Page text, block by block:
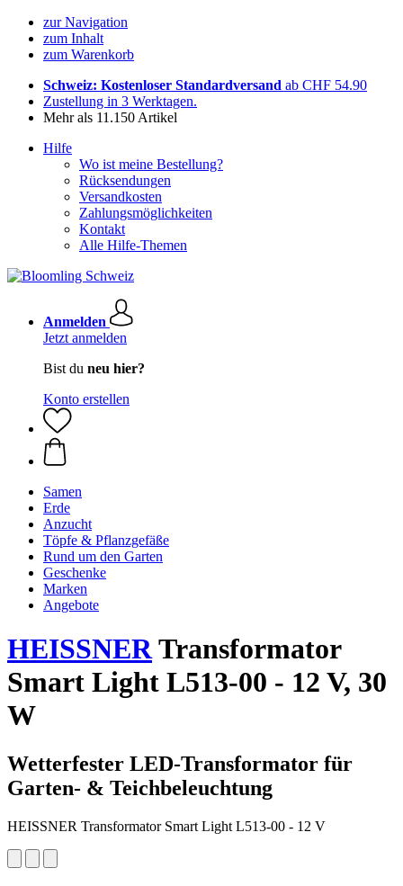
zur Navigation
zum Inhalt
zum Warenkorb
Schweiz: Kostenloser Standardversand ab CHF 54.90
Zustellung in 3 Werktagen.
Mehr als 11.150 Artikel
Hilfe
Wo ist meine Bestellung?
Rücksendungen
Versandkosten
Zahlungsmöglichkeiten
Kontakt
Alle Hilfe-Themen
Anmelden
Jetzt anmelden
Bist du neu hier?
Konto erstellen
Samen
Erde
Anzucht
Töpfe & Pflanzgefäße
Rund um den Garten
Geschenke
Marken
Angebote
HEISSNERTransformator
Smart Light L513-00 - 12 V, 30
W
Wetterfester LED‑Transformator für
Garten‑ & Teichbeleuchtung
HEISSNER Transformator Smart Light L513-00 - 12 V